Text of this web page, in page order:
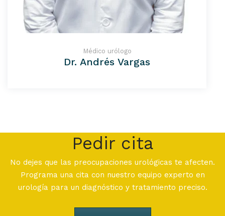
Médico urólogo
Dr. Andrés Vargas
Pedir cita
No dejes que las preocupaciones urológicas te afecten.
Programa una cita con nuestro equipo experto en
urología para un diagnóstico y tratamiento preciso.